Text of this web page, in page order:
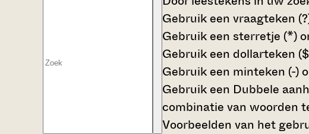
Gebruik een vraagteken
Gebruik een sterretje (*)
Gebruik een dollarteken
Gebruik een minteken (-)
Gebruik een Dubbele
combinatie van woorden
Voorbeelden van het